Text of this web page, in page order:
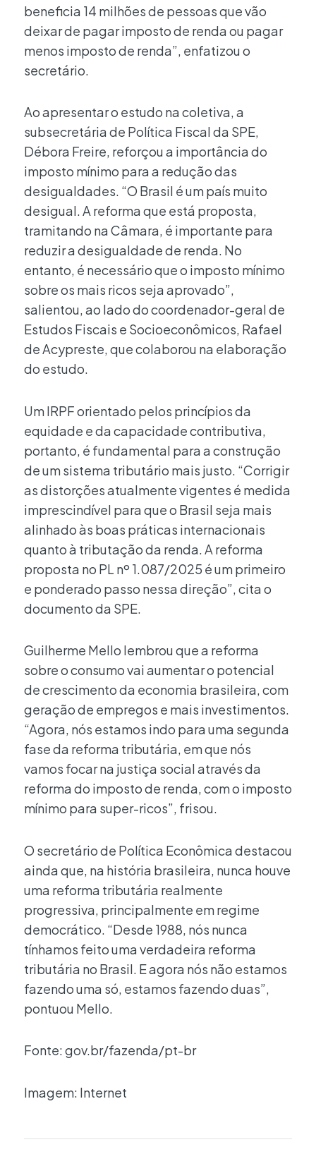
beneficia 14 milhões de pessoas que vão
deixar de pagar imposto de renda ou pagar
menos imposto de renda”, enfatizou o
secretário.
Ao apresentar o estudo na coletiva, a
subsecretária de Política Fiscal da SPE,
Débora Freire, reforçou a importância do
imposto mínimo para a redução das
desigualdades. “O Brasil é um país muito
desigual. A reforma que está proposta,
tramitando na Câmara, é importante para
reduzir a desigualdade de renda. No
entanto, é necessário que o imposto mínimo
sobre os mais ricos seja aprovado”,
salientou, ao lado do coordenador-geral de
Estudos Fiscais e Socioeconômicos, Rafael
de Acypreste, que colaborou na elaboração
do estudo.
Um IRPF orientado pelos princípios da
equidade e da capacidade contributiva,
portanto, é fundamental para a construção
de um sistema tributário mais justo. “Corrigir
as distorções atualmente vigentes é medida
imprescindível para que o Brasil seja mais
alinhado às boas práticas internacionais
quanto à tributação da renda. A reforma
proposta no PL nº 1.087/2025 é um primeiro
e ponderado passo nessa direção”, cita o
documento da SPE.
Guilherme Mello lembrou que a reforma
sobre o consumo vai aumentar o potencial
de crescimento da economia brasileira, com
geração de empregos e mais investimentos.
“Agora, nós estamos indo para uma segunda
fase da reforma tributária, em que nós
vamos focar na justiça social através da
reforma do imposto de renda, com o imposto
mínimo para super-ricos”, frisou.
O secretário de Política Econômica destacou
ainda que, na história brasileira, nunca houve
uma reforma tributária realmente
progressiva, principalmente em regime
democrático. “Desde 1988, nós nunca
tínhamos feito uma verdadeira reforma
tributária no Brasil. E agora nós não estamos
fazendo uma só, estamos fazendo duas”,
pontuou Mello.
Fonte: gov.br/fazenda/pt-br
Imagem: Internet